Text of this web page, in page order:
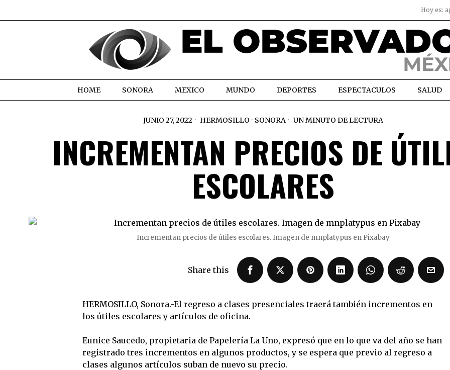
Hoy es:
HOME SONORA MEXICO MUNDO DEPORTES ESPECTACULOS SALUD
JUNIO 27, 2022 HERMOSILLO · SONORA UN MINUTO DE LECTURA
INCREMENTAN PRECIOS DE
ESCOLARES
Incrementan precios de útiles escolares. Imagen de mnplatypus en Pixabay
Share this
HERMOSILLO, Sonora.-El regreso a clases presenciales traerá también incrementos en
los útiles escolares y artículos de oficina.
Eunice Saucedo, propietaria de Papelería La Uno, expresó que en lo que va del año se han
registrado tres incrementos en algunos productos, y se espera que previo al regreso a
clases algunos artículos suban de nuevo su precio.